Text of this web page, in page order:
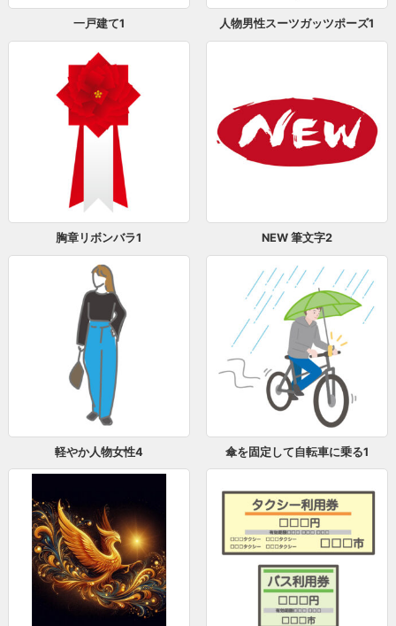
一戸建て1 人物男性スーツガッツポーズ1
胸章リボンバラ1 NEW 筆文字2
軽やか人物女性4 傘を固定して自転車に乗る1